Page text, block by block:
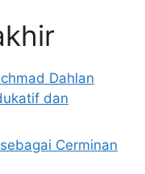
Dahlan
dan
Cerminan